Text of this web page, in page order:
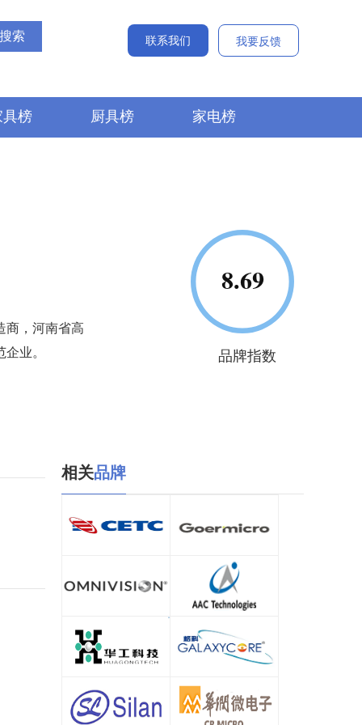
联系我们
我要反馈
具榜 厨具榜 家电榜
商，河南省高
业。
品牌指数
相关品牌
查看详情 查看详情
OMNIVISION
查看详情
瑞声/AAC
查看详情
华工
查看详情
格科微
查看详情